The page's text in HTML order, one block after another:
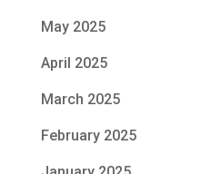
May 2025
April 2025
March 2025
February 2025